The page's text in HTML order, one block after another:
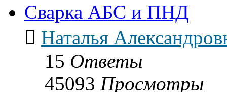
Сварка АБС и ПНД
Наталья
15 Ответы
45093 Просмотры